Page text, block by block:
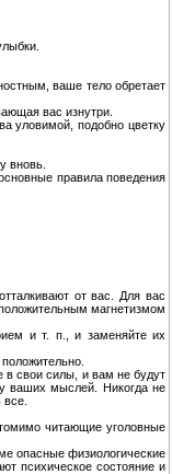
ваше тело обретает
вас изнутри.
уловимой, подобно цветку
вновь.
правила поведения
от вас. Для вас
магнетизмом
и т. п., и заменяйте их
в свои силы, и вам не будут
ваших мыслей. Никогда не
читающие уголовные
опасные физиологические
психическое состояние и